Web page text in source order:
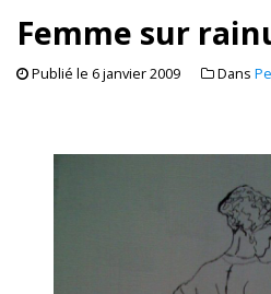
Femme sur
Publié le 6 janvier 2009 Dans